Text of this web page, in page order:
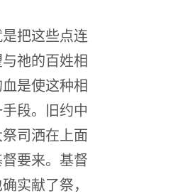
把这些点连
祂的百姓相
是使这种相
段。旧约中
司洒在上面
要来。基督
实献了祭，